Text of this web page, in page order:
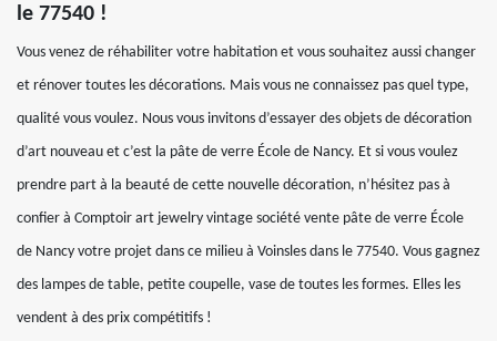
le 77540 !
Vous venez de réhabiliter votre habitation et vous souhaitez aussi changer
et rénover toutes les décorations. Mais vous ne connaissez pas quel type,
qualité vous voulez. Nous vous invitons d’essayer des objets de décoration
d’art nouveau et c’est la pâte de verre École de Nancy. Et si vous voulez
prendre part à la beauté de cette nouvelle décoration, n’hésitez pas à
confier à Comptoir art jewelry vintage société vente pâte de verre École
de Nancy votre projet dans ce milieu à Voinsles dans le 77540. Vous gagnez
des lampes de table, petite coupelle, vase de toutes les formes. Elles les
vendent à des prix compétitifs !